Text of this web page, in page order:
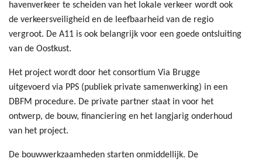
havenverkeer te scheiden van het lokale verkeer wordt ook
de verkeersveiligheid en de leefbaarheid van de regio
vergroot. De A11 is ook belangrijk voor een goede ontsluiting
van de Oostkust.
Het project wordt door het consortium Via Brugge
uitgevoerd via PPS (publiek private samenwerking) in een
DBFM procedure. De private partner staat in voor het
ontwerp, de bouw, financiering en het langjarig onderhoud
van het project.
De bouwwerkzaamheden starten onmiddellijk. De